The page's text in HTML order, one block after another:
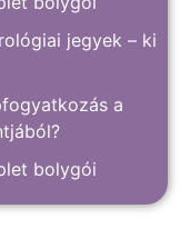
jegyek – ki
a
bolygói